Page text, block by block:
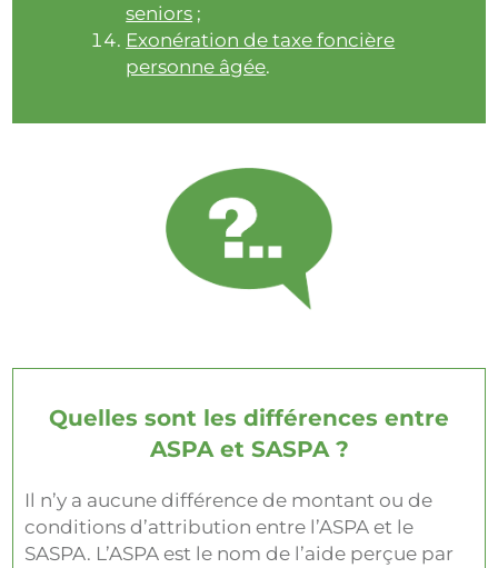
seniors ;
Exonération de taxe foncière
personne âgée.
Quelles sont les différences entre
ASPA et SASPA ?
Il n’y a aucune différence de montant ou de
conditions d’attribution entre l’ASPA et le
SASPA. L’ASPA est le nom de l’aide perçue par